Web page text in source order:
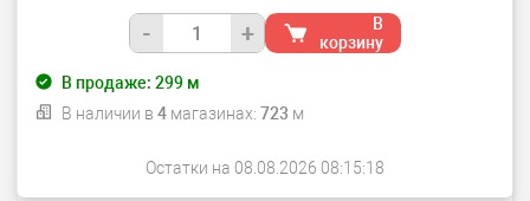
- +
В
корзину
В продаже: 299м
В наличии в 4 магазинах: 723 м
Остатки на 08.08.2026 08:15:18